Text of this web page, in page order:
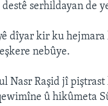
serhildayan de
dîyar kir ku hejmara
nebûye.
Nasr Raşid jî
û hikûmeta